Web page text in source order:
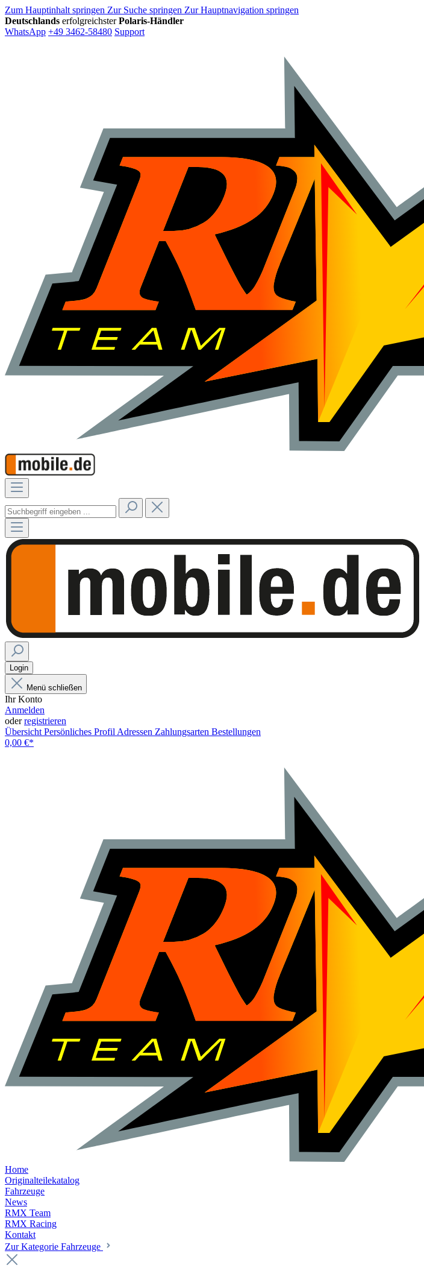
Zum Hauptinhalt springen Zur Suche springen Zur Hauptnavigation springen
Deutschlands erfolgreichster Polaris-Händler
WhatsApp +49 3462-58480 Support
Login
Menü schließen
Ihr Konto
Anmelden
oderregistrieren
Übersicht Persönliches Profil Adressen Zahlungsarten Bestellungen
0,00 €*
Home
Originalteilekatalog
Fahrzeuge
News
RMX Team
RMX Racing
Kontakt
Zur Kategorie Fahrzeuge